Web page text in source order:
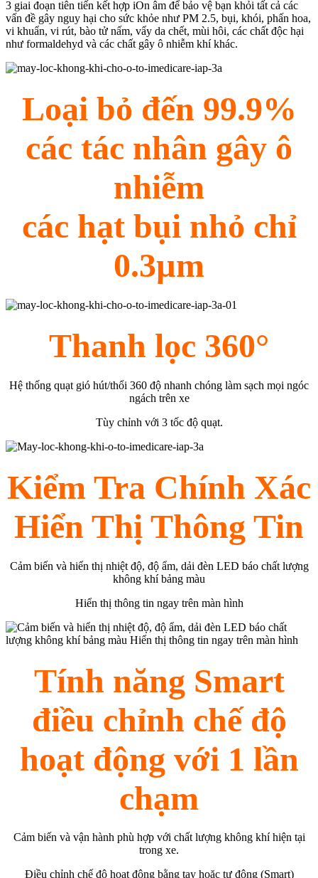
3 giai đoạn tiên tiến kết hợp iOn âm để bảo vệ bạn khỏi tất cả các
vấn đề gây nguy hại cho sức khỏe như PM 2.5, bụi, khói, phấn hoa,
vi khuẩn, vi rút, bào tử nấm, vẩy da chết, mùi hôi, các chất độc hại
như formaldehyd và các chất gây ô nhiễm khí khác.
Loại bỏ đến 99.9%
các tác nhân gây ô
nhiễm
các hạt bụi nhỏ chỉ
0.3µm
Thanh lọc 360°
Hệ thống quạt gió hút/thổi 360 độ nhanh chóng làm sạch mọi ngóc
ngách trên xe
Tùy chỉnh với 3 tốc độ quạt.
Kiểm Tra Chính Xác
Hiển Thị Thông Tin
Cảm biến và hiển thị nhiệt độ, độ ẩm, dải đèn LED báo chất lượng
không khí bảng màu
Hiển thị thông tin ngay trên màn hình
Tính năng Smart
điều chỉnh chế độ
hoạt động với 1 lần
chạm
Cảm biến và vận hành phù hợp với chất lượng không khí hiện tại
trong xe.
Điều chỉnh chế độ hoạt động bằng tay hoặc tự động (Smart)